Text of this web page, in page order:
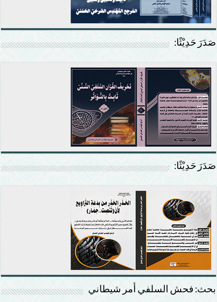
صَدَرَ حَدِيْثًا:
صَدَرَ حَدِيْثًا:
بحث: فحش السلفي أمر شيطاني